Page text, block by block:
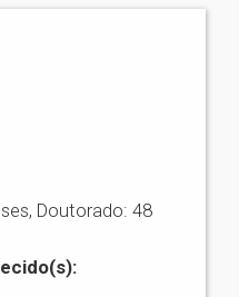
Doutorado: 48